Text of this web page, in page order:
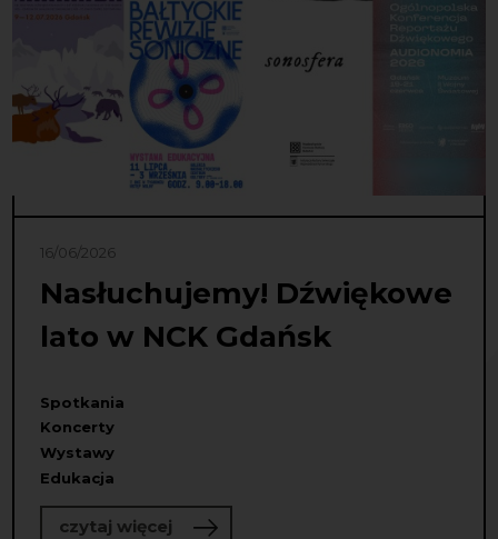
16/06/2026
Nasłuchujemy! Dźwiękowe
lato w NCK Gdańsk
Spotkania
Koncerty
Wystawy
Edukacja
czytaj więcejo Nasłuchujemy! Dźwiękowe lato w